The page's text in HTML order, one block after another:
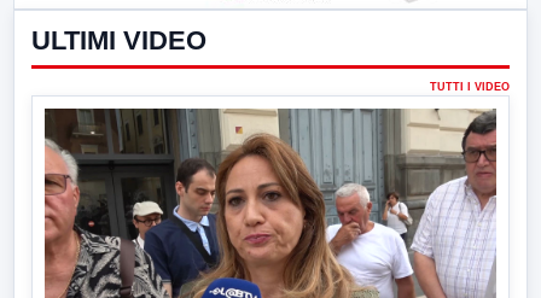
ULTIMI VIDEO
TUTTI I VIDEO